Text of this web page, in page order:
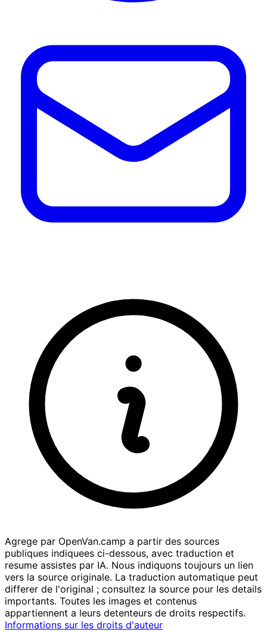
Agrege par OpenVan.camp a partir des sources
publiques indiquees ci-dessous, avec traduction et
resume assistes par IA. Nous indiquons toujours un lien
vers la source originale. La traduction automatique peut
differer de l'original ; consultez la source pour les details
importants. Toutes les images et contenus
appartiennent a leurs detenteurs de droits respectifs.
Informations sur les droits d'auteur